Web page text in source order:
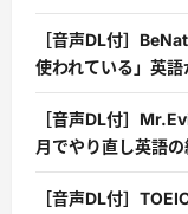
［音声DL付］
使われている」英語
［音声DL付］
月でやり直し英語
［音声DL付］